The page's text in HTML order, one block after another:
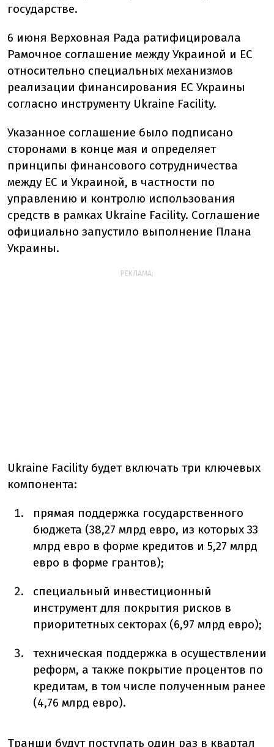
государстве.
6 июня Верховная Рада ратифицировала
Рамочное соглашение между Украиной и ЕС
относительно специальных механизмов
реализации финансирования ЕС Украины
согласно инструменту Ukraine Facility.
Указанное соглашение было подписано
сторонами в конце мая и определяет
принципы финансового сотрудничества
между ЕС и Украиной, в частности по
управлению и контролю использования
средств в рамках Ukraine Facility. Соглашение
официально запустило выполнение Плана
Украины.
РЕКЛАМА:
Ukraine Facility будет включать три ключевых
компонента:
прямая поддержка государственного
бюджета (38,27 млрд евро, из которых 33
млрд евро в форме кредитов и 5,27 млрд
евро в форме грантов);
специальный инвестиционный
инструмент для покрытия рисков в
приоритетных секторах (6,97 млрд евро);
техническая поддержка в осуществлении
реформ, а также покрытие процентов по
кредитам, в том числе полученным ранее
(4,76 млрд евро).
Транши будут поступать один раз в квартал